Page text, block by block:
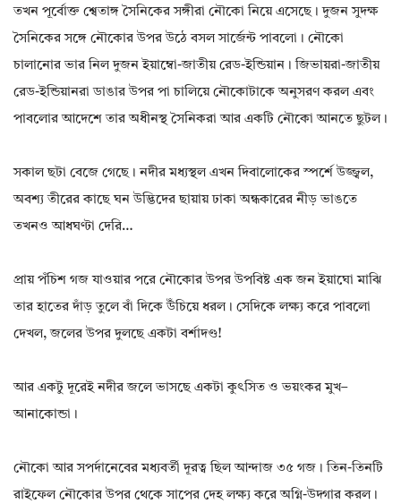
তখন পূর্বোক্ত শ্বেতাঙ্গ সৈনিকের সঙ্গীরা নৌকো নিয়ে এসেছে। দুজন সুদক্ষ
সৈনিকের সঙ্গে নৌকোর উপর উঠে বসল সার্জেন্ট পাবলো। নৌকো
চালানোর ভার নিল দুজন ইয়াম্বো-জাতীয় রেড-ইন্ডিয়ান। জিভায়রা-জাতীয়
রেড-ইন্ডিয়ানরা ডাঙার উপর পা চালিয়ে নৌকোটাকে অনুসরণ করল এবং
পাবলোর আদেশে তার অধীনস্থ সৈনিকরা আর একটি নৌকো আনতে ছুটল।
সকাল ছটা বেজে গেছে। নদীর মধ্যস্থল এখন দিবালোকের স্পর্শে উজ্জ্বল,
অবশ্য তীরের কাছে ঘন উদ্ভিদের ছায়ায় ঢাকা অন্ধকারের নীড় ভাঙতে
তখনও আধঘণ্টা দেরি…
প্রায় পঁচিশ গজ যাওয়ার পরে নৌকোর উপর উপবিষ্ট এক জন ইয়াঘো মাঝি
তার হাতের দাঁড় তুলে বাঁ দিকে উঁচিয়ে ধরল। সেদিকে লক্ষ্য করে পাবলো
দেখল, জলের উপর দুলছে একটা বর্শাদণ্ড!
আর একটু দূরেই নদীর জলে ভাসছে একটা কুৎসিত ও ভয়ংকর মুখ–
আনাকোন্ডা।
নৌকো আর সপর্দানেবের মধ্যবর্তী দূরত্ব ছিল আন্দাজ ৩৫ গজ। তিন-তিনটি
রাইফেল নৌকোর উপর থেকে সাপের দেহ লক্ষ্য করে অগ্নি-উদ্গার করল।